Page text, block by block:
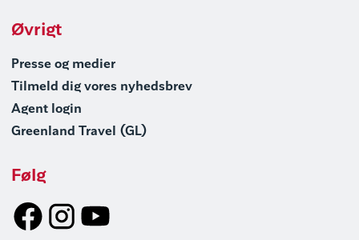
Øvrigt
Presse og medier
Tilmeld dig vores nyhedsbrev
Agent login
Greenland Travel (GL)
Følg